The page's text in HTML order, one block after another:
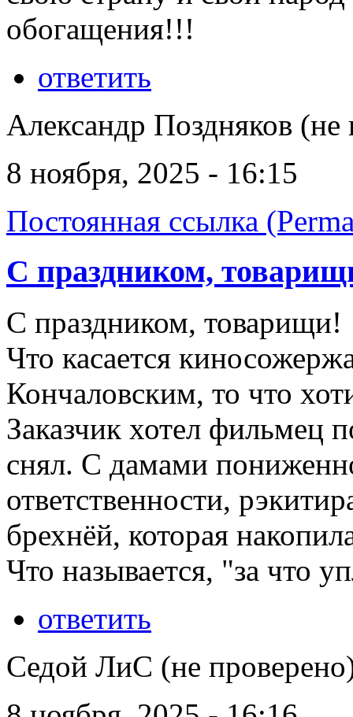
обогащения!!!
ответить
Александр Поздняков (не
8 ноября, 2025 - 16:15
Постоянная ссылка
С праздником,
С праздником, товарищи!
Что касается
Кончаловским, то что
Заказчик хотел фильмец
снял. С дамами
ответственности,
брехнёй, которая
Что называется, "за что
ответить
Седой ЛиС (не